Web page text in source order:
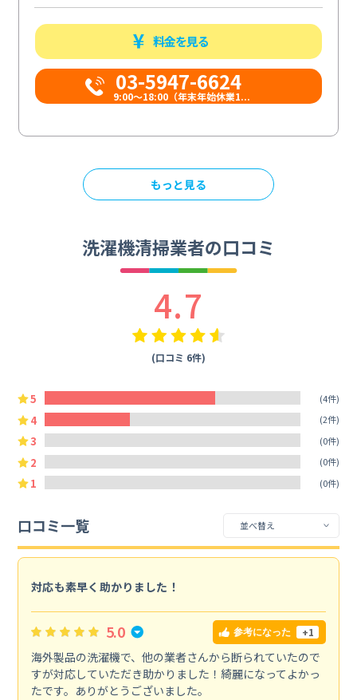
料金を見る
03-5947-6624
9:00～18:00（年末年始休業1...
もっと見る
洗濯機清掃業者の口コミ
4.7
(口コミ 6件)
5 (4件)
4 (2件)
3 (0件)
2 (0件)
1 (0件)
口コミ一覧
対応も素早く助かりました！
5.0 参考になった +1
海外製品の洗濯機で、他の業者さんから断られていたので
すが対応していただき助かりました！綺麗になってよかっ
たです。ありがとうございました。